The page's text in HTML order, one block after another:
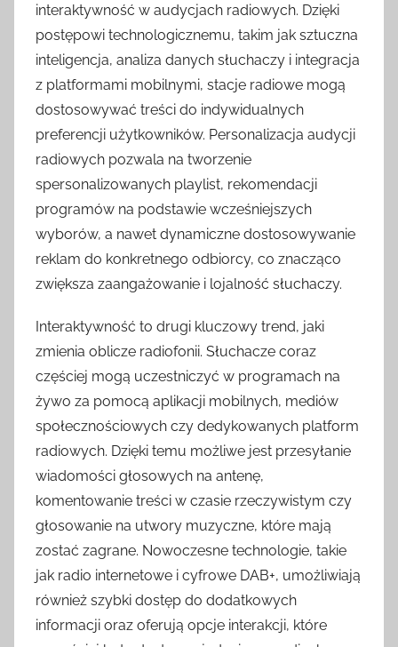
interaktywność w audycjach radiowych. Dzięki
postępowi technologicznemu, takim jak sztuczna
inteligencja, analiza danych słuchaczy i integracja
z platformami mobilnymi, stacje radiowe mogą
dostosowywać treści do indywidualnych
preferencji użytkowników. Personalizacja audycji
radiowych pozwala na tworzenie
spersonalizowanych playlist, rekomendacji
programów na podstawie wcześniejszych
wyborów, a nawet dynamiczne dostosowywanie
reklam do konkretnego odbiorcy, co znacząco
zwiększa zaangażowanie i lojalność słuchaczy.
Interaktywność to drugi kluczowy trend, jaki
zmienia oblicze radiofonii. Słuchacze coraz
częściej mogą uczestniczyć w programach na
żywo za pomocą aplikacji mobilnych, mediów
społecznościowych czy dedykowanych platform
radiowych. Dzięki temu możliwe jest przesyłanie
wiadomości głosowych na antenę,
komentowanie treści w czasie rzeczywistym czy
głosowanie na utwory muzyczne, które mają
zostać zagrane. Nowoczesne technologie, takie
jak radio internetowe i cyfrowe DAB+, umożliwiają
również szybki dostęp do dodatkowych
informacji oraz oferują opcje interakcji, które